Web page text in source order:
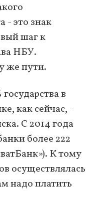
- это знак
шаг к
НБУ.
же пути.
в
как сейчас, -
С 2014 года
более 222
К тому
осуществлялась
надо платить